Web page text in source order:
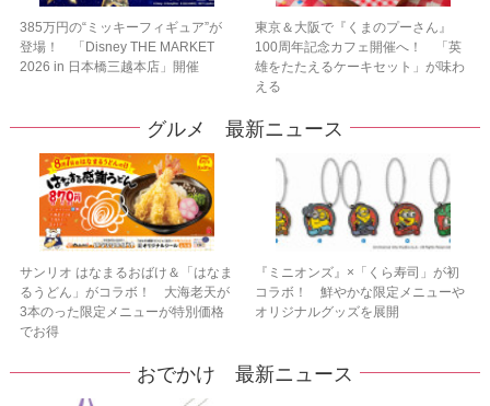
385万円の“ミッキーフィギュア”が
登場！ 「Disney THE MARKET
2026 in 日本橋三越本店」開催
東京＆大阪で『くまのプーさん』
100周年記念カフェ開催へ！ 「英
雄をたたえるケーキセット」が味わ
える
グルメ 最新ニュース
サンリオ はなまるおばけ＆「はなま
るうどん」がコラボ！ 大海老天が
3本のった限定メニューが特別価格
でお得
『ミニオンズ』×「くら寿司」が初
コラボ！ 鮮やかな限定メニューや
オリジナルグッズを展開
おでかけ 最新ニュース